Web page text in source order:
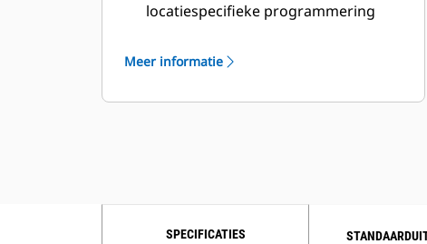
locatiespecifieke programmering
Meer informatie
SPECIFICATIES